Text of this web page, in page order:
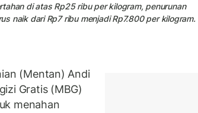
di atas Rp25 ribu per kilogram, penurunan
naik dari Rp7 ribu menjadi Rp7.800 per kilogram.
(Mentan) Andi
Gratis (MBG)
menahan